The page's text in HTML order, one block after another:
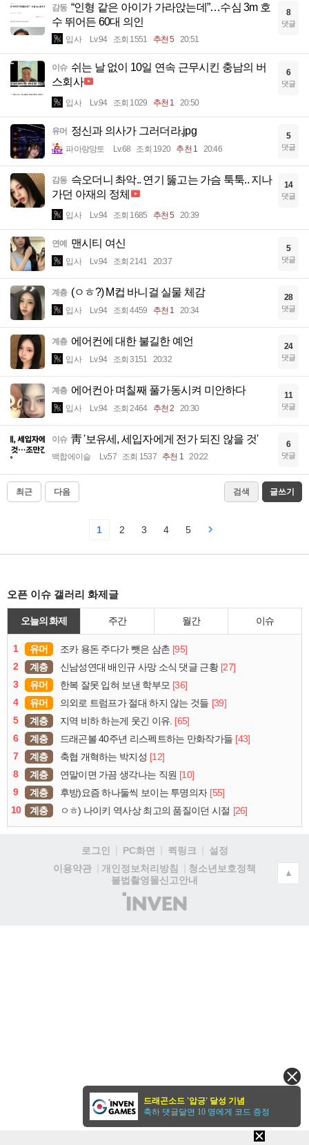
감동 “인형 같은 아이가 가라앉는데”…수심 3m 호
수 뛰어든 60대 의인
입사 Lv.94 조회 1551 추천 5 20:51
8
댓글
이슈 쉬는 날 없이 10일 연속 근무시킨 충남의 버
스회사
입사 Lv.94 조회 1029 추천 1 20:50
6
댓글
유머 정신과 의사가 그러더라.jpg
파아랑망토 Lv.68 조회 1920 추천 1 20:46
5
댓글
감동 슥오더니 촤악.. 연기 뚫고는 가슴 툭툭.. 지나
가던 아재의 정체
입사 Lv.94 조회 1685 추천 5 20:39
14
댓글
연예 맨시티 여신
입사 Lv.94 조회 2141 20:37
5
댓글
계층 (ㅇㅎ?) M컵 바니걸 실물 체감
입사 Lv.94 조회 4459 추천 1 20:34
28
댓글
계층 에어컨에 대한 불길한 예언
입사 Lv.94 조회 3151 20:32
24
댓글
계층 에어컨아 며칠째 풀가동시켜 미안하다
입사 Lv.94 조회 2464 추천 2 20:30
11
댓글
이슈 靑 '보유세, 세입자에게 전가 되진 않을 것'
백합에이슬 Lv.57 조회 1537 추천 1 20:22
6
댓글
최근 다음 검색 글쓰기
1 2 3 4 5
오픈 이슈 갤러리 화제글
오늘의 화제 주간 월간 이슈
1 유머 조카 용돈 주다가 뺏은 삼촌 [95]
2
계층 신남성연대 배인규 사망 소식 댓글 근황 [27]
3
유머 한복 잘못 입혀 보낸 학부모 [36]
4
유머 의외로 트럼프가 절대 하지 않는 것들 [39]
5
계층 지역 비하 하는게 웃긴 이유. [65]
6
계층 드래곤볼 40주년 리스펙트하는 만화작가들 [43]
7
계층 축협 개혁하는 박지성 [12]
8
계층 연말이면 가끔 생각나는 직원 [10]
9
계층 후방)요즘 하나둘씩 보이는 투명의자 [55]
10
계층 ㅇㅎ) 나이키 역사상 최고의 품질이던 시절 [26]
로그인 PC화면 퀵링크
설정
이용약관
개인정보처리방침
청소년보호정책
불법촬영물신고안내
(주)
인
▲
드래곤소드 '압긍' 달성 기념
축하 댓글달면 10 명에게 코드 증정